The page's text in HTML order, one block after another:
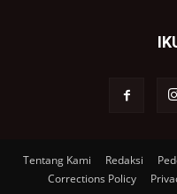
Tentang Kami Redaksi
Corrections Policy